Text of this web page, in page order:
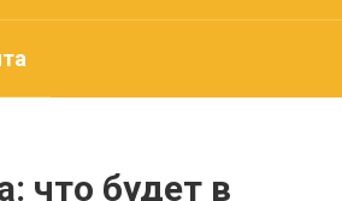
что будет в